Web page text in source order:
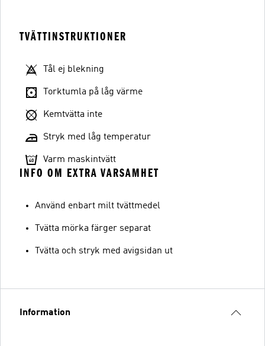
TVÄTTINSTRUKTIONER
Tål ej blekning
Torktumla på låg värme
Kemtvätta inte
Stryk med låg temperatur
Varm maskintvätt
INFO OM EXTRA VARSAMHET
Använd enbart milt tvättmedel
Tvätta mörka färger separat
Tvätta och stryk med avigsidan ut
Information